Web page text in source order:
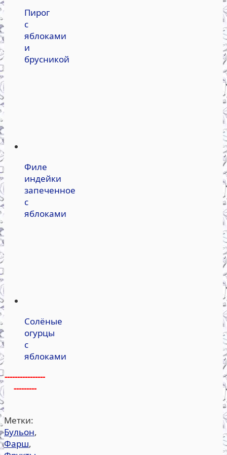
Пирог
с
яблоками
и
брусникой
Филе
индейки
запеченное
с
яблоками
Солёные
огурцы
с
яблоками
----------------
---------
Метки:
Бульон,
Фарш,